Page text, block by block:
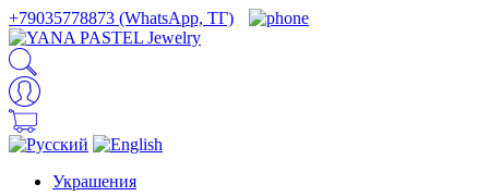
+79035778873 (WhatsApp, ТГ)
Украшения